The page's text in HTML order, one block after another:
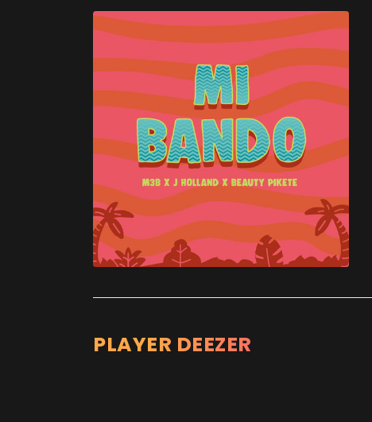
PLAYER DEEZER